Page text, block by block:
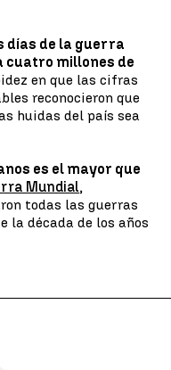
días de la guerra
cuatro millones de
en que las cifras
reconocieron que
huidas del país sea
es el mayor que
Mundial,
todas las guerras
la década de los años